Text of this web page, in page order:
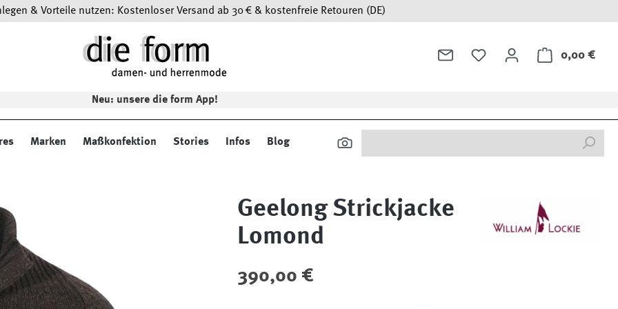
& Vorteile nutzen: Kostenloser Versand ab 30 € & kostenfreie Retouren (DE)
0,00 €
Neu: unsere die form App!
Marken Maßkonfektion Stories Infos Blog
Geelong Strickjacke
Lomond
Regulärer Preis:
390,00 €